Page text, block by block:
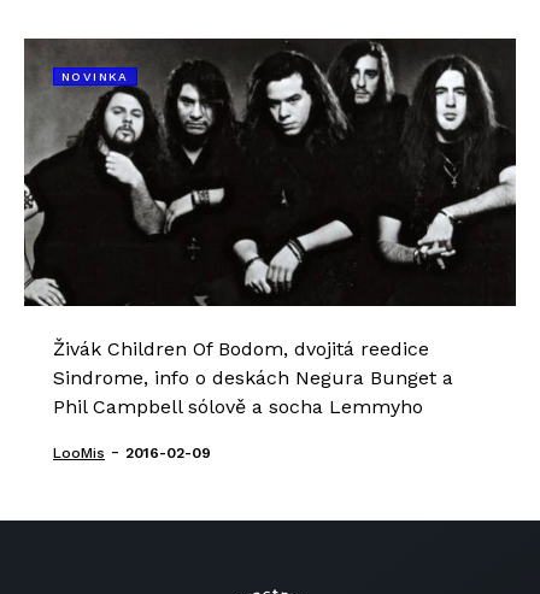
NOVINKA
Živák Children Of Bodom, dvojitá reedice
Sindrome, info o deskách Negura Bunget a
Phil Campbell sólově a socha Lemmyho
LooMis - 2016-02-09